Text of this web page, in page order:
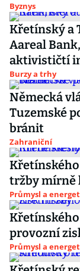
Byznys
Křetínský a
Aareal
aktivističtí
Burzy a trhy
Německá
Tuzemské
bránit
Zahraniční
tržby mírně
Průmysl a
provozní
Průmysl a